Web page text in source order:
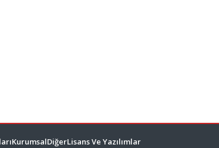
KurumsalDiğerLisans Ve Yazılımlar